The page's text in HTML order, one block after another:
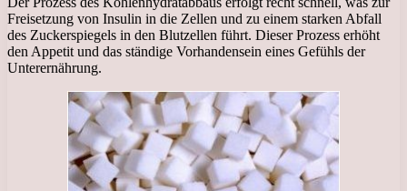
Freisetzung von Insulin in die Zellen und zu einem starken Abfall
des Zuckerspiegels in den Blutzellen führt. Dieser Prozess erhöht
den Appetit und das ständige Vorhandensein eines Gefühls der
Unterernährung.